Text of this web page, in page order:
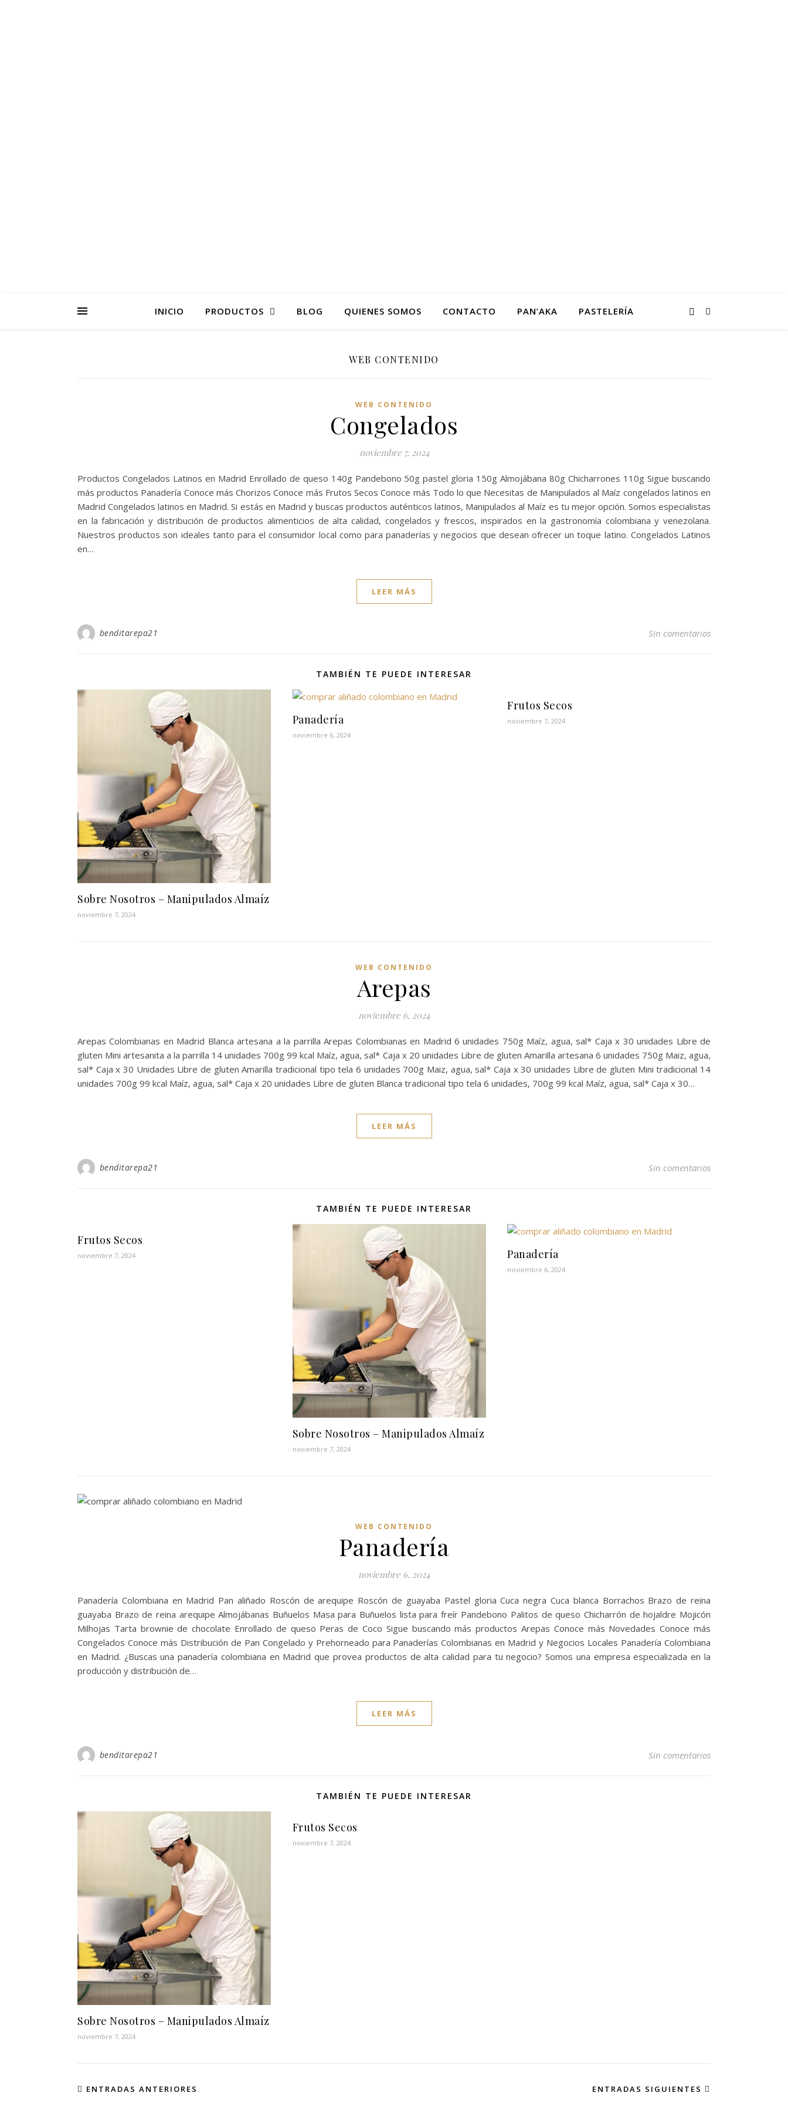
INICIO PRODUCTOS BLOG QUIENES SOMOS CONTACTO PAN’AKA PASTELERÍA
WEB CONTENIDO
WEB CONTENIDO
Congelados
noviembre 7, 2024
Productos Congelados Latinos en Madrid Enrollado de queso 140g Pandebono 50g pastel gloria 150g Almojábana 80g Chicharrones 110g Sigue buscando
más productos Panadería Conoce más Chorizos Conoce más Frutos Secos Conoce más Todo lo que Necesitas de Manipulados al Maíz congelados latinos en
Madrid Congelados latinos en Madrid. Si estás en Madrid y buscas productos auténticos latinos, Manipulados al Maíz es tu mejor opción. Somos especialistas
en la fabricación y distribución de productos alimenticios de alta calidad, congelados y frescos, inspirados en la gastronomía colombiana y venezolana.
Nuestros productos son ideales tanto para el consumidor local como para panaderías y negocios que desean ofrecer un toque latino. Congelados Latinos
en…
LEER MÁS
benditarepa21 Sin comentarios
TAMBIÉN TE PUEDE INTERESAR
Sobre Nosotros – Manipulados Almaíz
noviembre 7, 2024
Panadería
noviembre 6, 2024
Frutos Secos
noviembre 7, 2024
WEB CONTENIDO
Arepas
noviembre 6, 2024
Arepas Colombianas en Madrid Blanca artesana a la parrilla Arepas Colombianas en Madrid 6 unidades 750g Maíz, agua, sal* Caja x 30 unidades Libre de
gluten Mini artesanita a la parrilla 14 unidades 700g 99 kcal Maíz, agua, sal* Caja x 20 unidades Libre de gluten Amarilla artesana 6 unidades 750g Maiz, agua,
sal* Caja x 30 Unidades Libre de gluten Amarilla tradicional tipo tela 6 unidades 700g Maiz, agua, sal* Caja x 30 unidades Libre de gluten Mini tradicional 14
unidades 700g 99 kcal Maíz, agua, sal* Caja x 20 unidades Libre de gluten Blanca tradicional tipo tela 6 unidades, 700g 99 kcal Maíz, agua, sal* Caja x 30…
LEER MÁS
benditarepa21 Sin comentarios
TAMBIÉN TE PUEDE INTERESAR
Frutos Secos
noviembre 7, 2024
Sobre Nosotros – Manipulados Almaíz
noviembre 7, 2024
Panadería
noviembre 6, 2024
WEB CONTENIDO
Panadería
noviembre 6, 2024
Panadería Colombiana en Madrid Pan aliñado Roscón de arequipe Roscón de guayaba Pastel gloria Cuca negra Cuca blanca Borrachos Brazo de reina
guayaba Brazo de reina arequipe Almojábanas Buñuelos Masa para Buñuelos lista para freír Pandebono Palitos de queso Chicharrón de hojaldre Mojicón
Milhojas Tarta brownie de chocolate Enrollado de queso Peras de Coco Sigue buscando más productos Arepas Conoce más Novedades Conoce más
Congelados Conoce más Distribución de Pan Congelado y Prehorneado para Panaderías Colombianas en Madrid y Negocios Locales Panadería Colombiana
en Madrid. ¿Buscas una panadería colombiana en Madrid que provea productos de alta calidad para tu negocio? Somos una empresa especializada en la
producción y distribución de…
LEER MÁS
benditarepa21 Sin comentarios
TAMBIÉN TE PUEDE INTERESAR
Sobre Nosotros – Manipulados Almaíz
noviembre 7, 2024
Frutos Secos
noviembre 7, 2024
ENTRADAS ANTERIORES ENTRADAS SIGUIENTES